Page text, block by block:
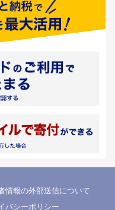
情報の外部送信について
バシーポリシー